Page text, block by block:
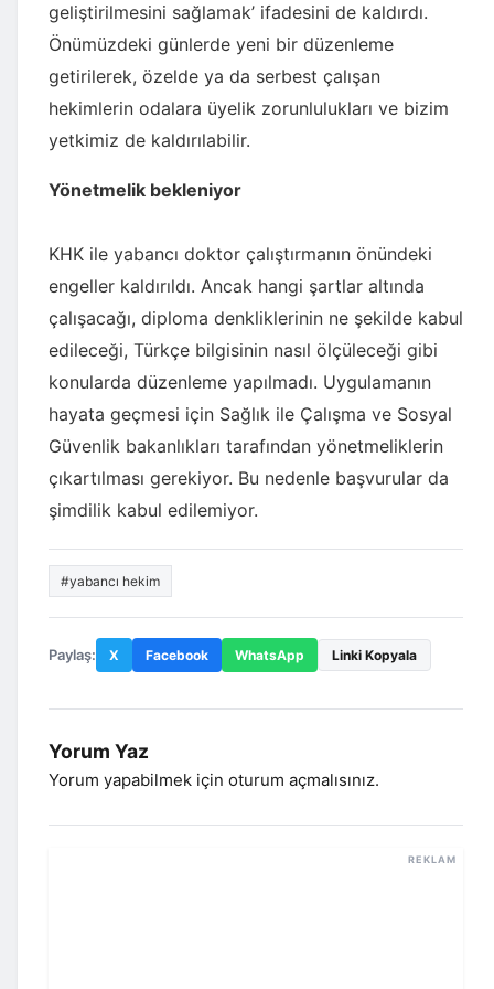
geliştirilmesini sağlamak’ ifadesini de kaldırdı.
Önümüzdeki günlerde yeni bir düzenleme
getirilerek, özelde ya da serbest çalışan
hekimlerin odalara üyelik zorunlulukları ve bizim
yetkimiz de kaldırılabilir.
Yönetmelik bekleniyor
KHK ile yabancı doktor çalıştırmanın önündeki
engeller kaldırıldı. Ancak hangi şartlar altında
çalışacağı, diploma denkliklerinin ne şekilde kabul
edileceği, Türkçe bilgisinin nasıl ölçüleceği gibi
konularda düzenleme yapılmadı. Uygulamanın
hayata geçmesi için Sağlık ile Çalışma ve Sosyal
Güvenlik bakanlıkları tarafından yönetmeliklerin
çıkartılması gerekiyor. Bu nedenle başvurular da
şimdilik kabul edilemiyor.
#yabancı hekim
Paylaş: X Facebook WhatsApp Linki Kopyala
Yorum Yaz
Yorum yapabilmek için oturum açmalısınız.
REKLAM